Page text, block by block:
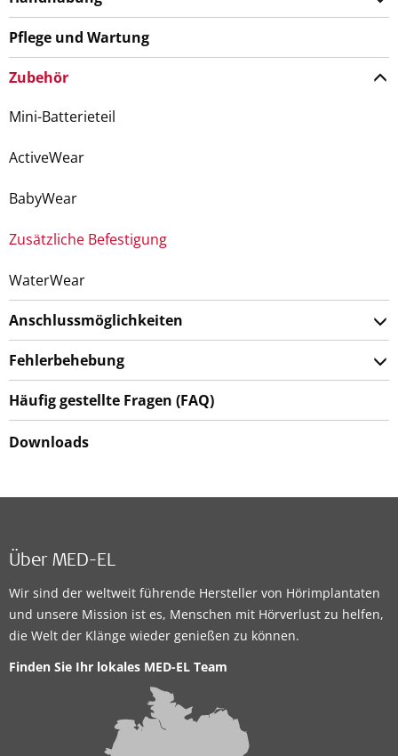
Pflege und Wartung
Zubehör
Mini-Batterieteil
ActiveWear
BabyWear
Zusätzliche Befestigung
WaterWear
Anschlussmöglichkeiten
Fehlerbehebung
Häufig gestellte Fragen (FAQ)
Downloads
Über MED-EL
Wir sind der weltweit führende Hersteller von Hörimplantaten
und unsere Mission ist es, Menschen mit Hörverlust zu helfen,
die Welt der Klänge wieder genießen zu können.
Finden Sie Ihr lokales MED-EL Team